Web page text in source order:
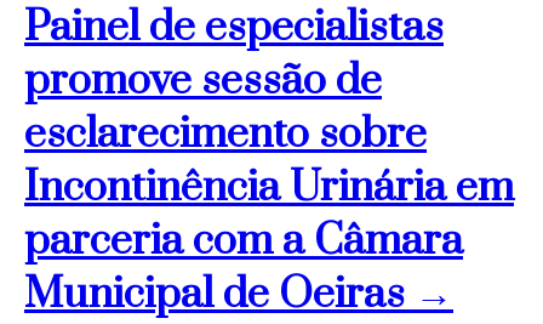
Painel de especialistas
promove sessão de
esclarecimento sobre
Incontinência Urinária em
parceria com a Câmara
Municipal de Oeiras →